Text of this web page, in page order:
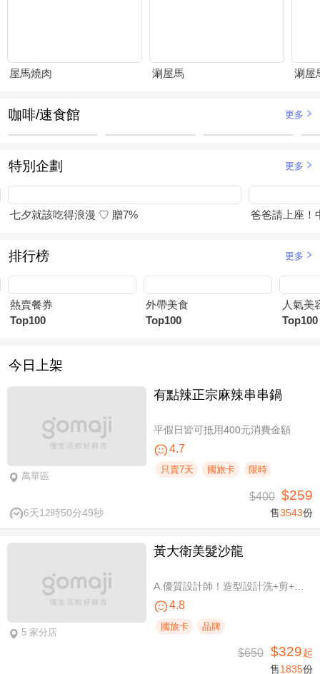
屋馬燒肉 涮屋馬 涮屋
咖啡/速食館 更多
特別企劃 更多
七夕就該吃得浪漫 ♡ 贈7% 爸爸請上座！
排行榜 更多
熱賣餐券
Top100
外帶美食
Top100
人氣美
Top100
今日上架
萬華區
有點辣正宗麻辣串串鍋
平假日皆可抵用400元消費金額
4.7
只賣7天 國旅卡 限時
6天12時50分48秒
$400 $259
售3543份
5 家分店
黃大衛美髮沙龍
4.8
國旅卡 品牌
$650 $329起
售1835份